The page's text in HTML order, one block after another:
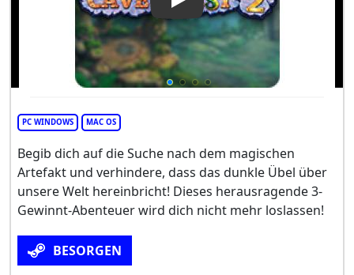
Play Video: Cave Quest 2
PC WINDOWS MAC OS
Begib dich auf die Suche nach dem magischen
Artefakt und verhindere, dass das dunkle Übel über
unsere Welt hereinbricht! Dieses herausragende 3-
Gewinnt-Abenteuer wird dich nicht mehr loslassen!
BESORGEN